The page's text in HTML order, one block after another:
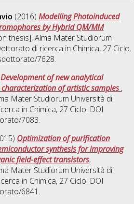
(2016)Modelling Photoinduced
by Hybrid QM/MM
thesis], Alma Mater Studiorum
di ricerca in Chimica, 27 Ciclo.
7628.
Development of new analytical
of artistic samples ,
Mater Studiorum Università di
in Chimica, 27 Ciclo. DOI
7083.
Optimization of purification
synthesis for improving
field-effect transistors,
Mater Studiorum Università di
in Chimica, 27 Ciclo. DOI
6841.